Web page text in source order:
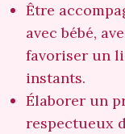
Être
avec bébé,
favoriser un
instants.
Élaborer un
respectueux